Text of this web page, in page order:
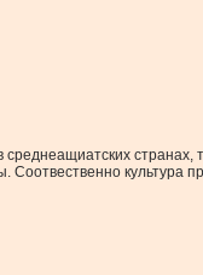
странах,
культура